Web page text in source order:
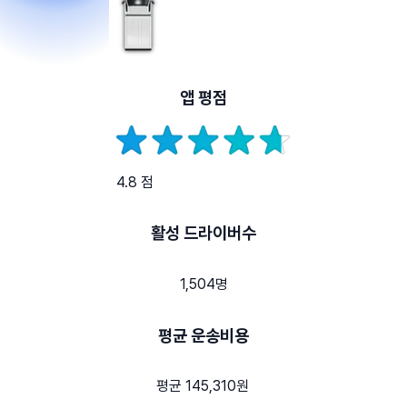
앱 평점
4.8 점
활성 드라이버수
1,504명
평균 운송비용
평균 145,310원